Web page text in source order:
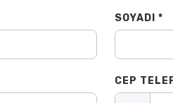
SOYADI *
CEP